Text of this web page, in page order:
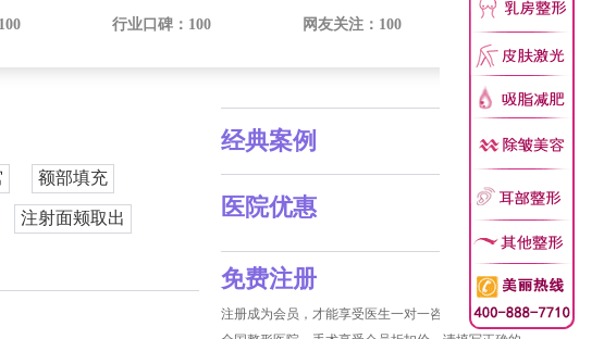
100 行业口碑： 100 网友关注： 100
额部填充
注射面颊取出
经典案例
医院优惠
免费注册
注册成为会员，才能享受医生一对一咨询和没费预约